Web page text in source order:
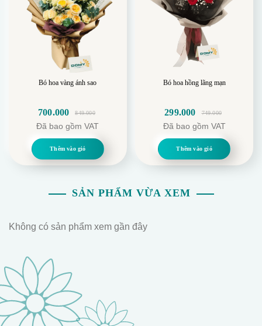
Bó hoa vàng ánh sao
849.000
gốc
700.000
hiện
Đã bao gồm VAT
Thêm vào giỏ
Bó hoa hồng lãng mạn
749.000
gốc
299.000
hiện
Đã bao gồm VAT
Thêm vào giỏ
SẢN PHẨM VỪA XEM
Không có sản phẩm xem gần đây